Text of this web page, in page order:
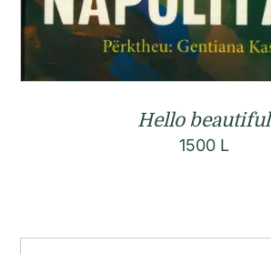
Hello beautiful
1500 L